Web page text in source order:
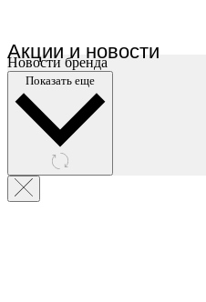
Акции и новости
Новости бренда
Показать еще